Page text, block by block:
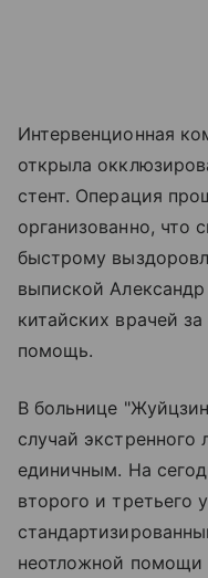
Интервенционная
открыла
стент. Операция
организованно, что
быстрому
выпиской
китайских врачей
помощь.
В больнице
случай экстренного
единичным. На
второго и третьего
неотложной помощи